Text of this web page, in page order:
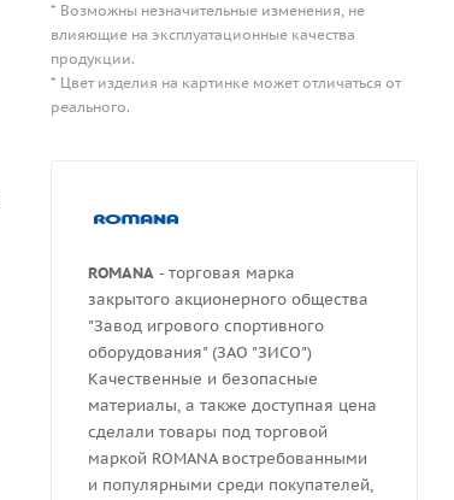
* Возможны незначительные изменения, не
влияющие на эксплуатационные качества
продукции.
* Цвет изделия на картинке может отличаться от
реального.
ROMANA - торговая марка
закрытого акционерного общества
"Завод игрового спортивного
оборудования" (ЗАО "ЗИСО")
Качественные и безопасные
материалы, а также доступная цена
сделали товары под торговой
маркой ROMANA востребованными
и популярными среди покупателей,